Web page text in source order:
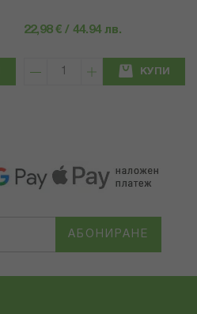
22,98 € / 44.94 лв.
КУПИ
АБОНИРАНЕ